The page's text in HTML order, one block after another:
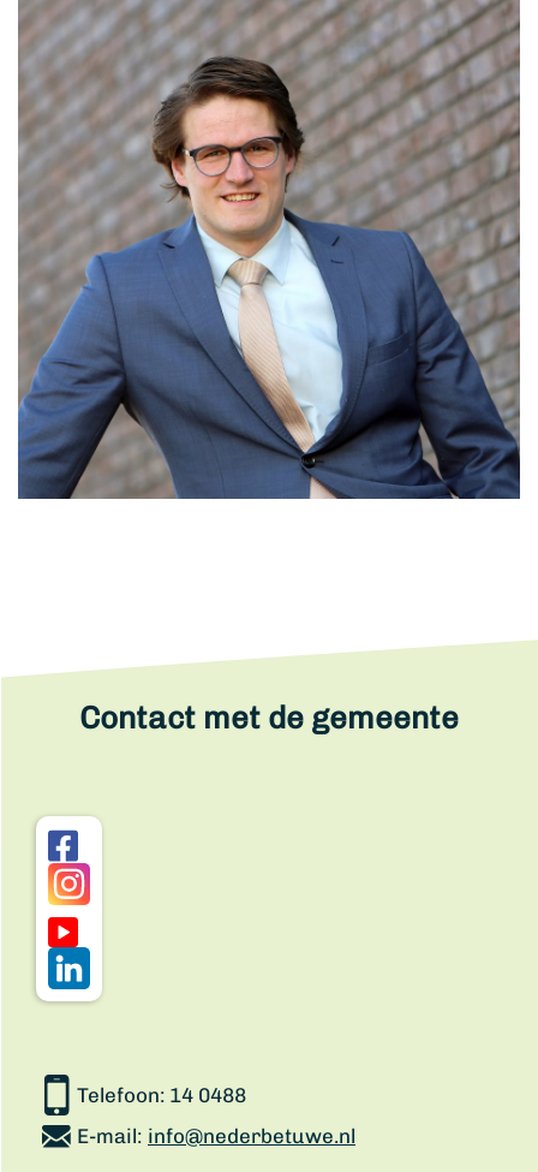
Contact met de gemeente
Telefoon: 14 0488
E-mail: info@nederbetuwe.nl